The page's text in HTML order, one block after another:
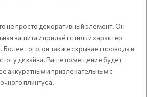
не просто декоративный элемент. Он
защита и придаёт стиль и характер
Более того, он также скрывает провода и
дизайна. Ваше помещение будет
аккуратным и привлекательным с
плинтуса.